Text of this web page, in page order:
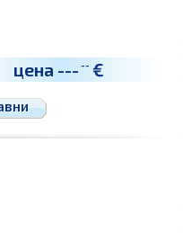
цена --- -- €